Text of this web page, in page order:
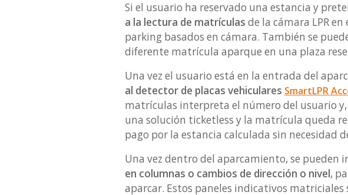
Si el usuario ha reservado una estancia y
a la lectura de matrículas de la cámara LPR
parking basados en cámara. También se
diferente matrícula aparque en una plaza
Una vez el usuario está en la entrada del
al detector de placas vehiculares SmartLPR
matrículas interpreta el número del usuario
una solución ticketless y la matrícula queda
pago por la estancia calculada sin necesidad
Una vez dentro del aparcamiento, se pueden
en columnas o cambios de dirección o nivel,
aparcar. Estos paneles indicativos